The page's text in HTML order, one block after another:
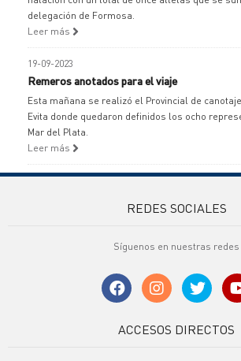
delegación de Formosa.
Leer más
19-09-2023
Remeros anotados para el viaje
Esta mañana se realizó el Provincial de
Evita donde quedaron definidos los ocho
Mar del Plata.
Leer más
REDES SOCIALES
Síguenos en nuestras redes
ACCESOS DIRECTOS